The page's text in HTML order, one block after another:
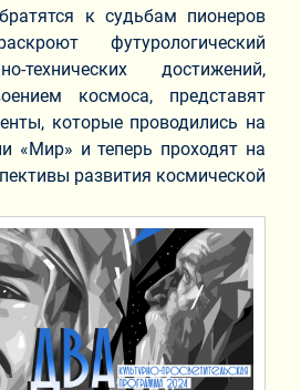
к судьбам пионеров
футурологический
технических достижений,
космоса, представят
которые проводились на
«Мир» и теперь проходят на
развития космической